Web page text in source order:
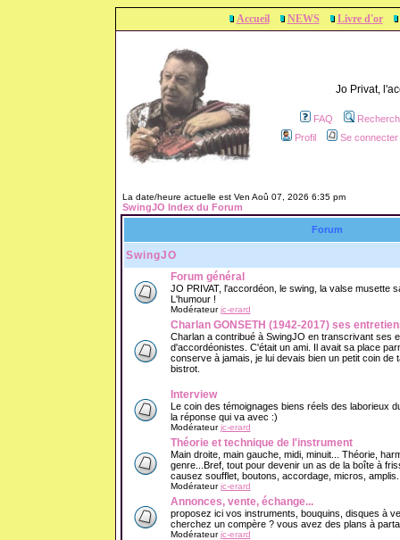
Accueil NEWS Livre d'or
Jo Privat,
FAQ
Profil
Se
La date/heure actuelle est Ven Aoû 07, 2026 6:35 pm
SwingJO Index du Forum
Forum
SwingJO
Forum général
JO PRIVAT, l'accordéon, le swing, la valse musette
L'humour !
Modérateurjc-erard
Charlan GONSETH (1942-2017) ses
Charlan a contribué à SwingJO en transcrivant ses
d'accordéonistes. C'était un ami. Il avait sa place
conserve à jamais, je lui devais bien un petit coin de
bistrot.
Interview
Le coin des témoignages biens réels des laborieux
la réponse qui va avec :)
Modérateurjc-erard
Théorie et technique de l'instrument
Main droite, main gauche, midi, minuit... Théorie,
genre...Bref, tout pour devenir un as de la boîte à
causez soufflet, boutons, accordage, micros,
Modérateurjc-erard
Annonces, vente, échange...
proposez ici vos instruments, bouquins, disques à
cherchez un compère ? vous avez des plans à
Modérateurjc-erard